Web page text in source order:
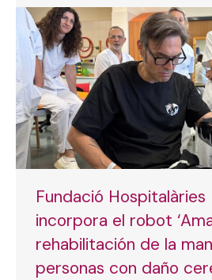
Fundació
incorpora el robot
rehabilitación de la
personas con daño